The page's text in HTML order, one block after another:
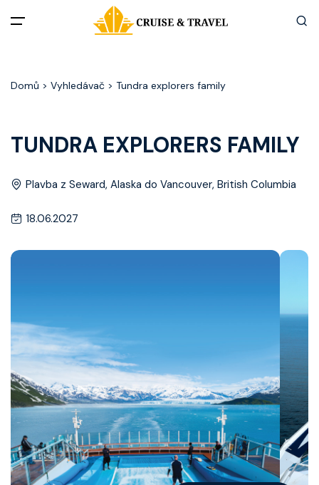
Akční nabídky
Destinace
Užitečné informace
Často kladené otázky
Kontakt
Vyhledat plavbu
Domů > Vyhledávač > Tundra explorers family
TUNDRA EXPLORERS FAMILY
Plavba z Seward, Alaska do Vancouver, British Columbia
18.06.2027